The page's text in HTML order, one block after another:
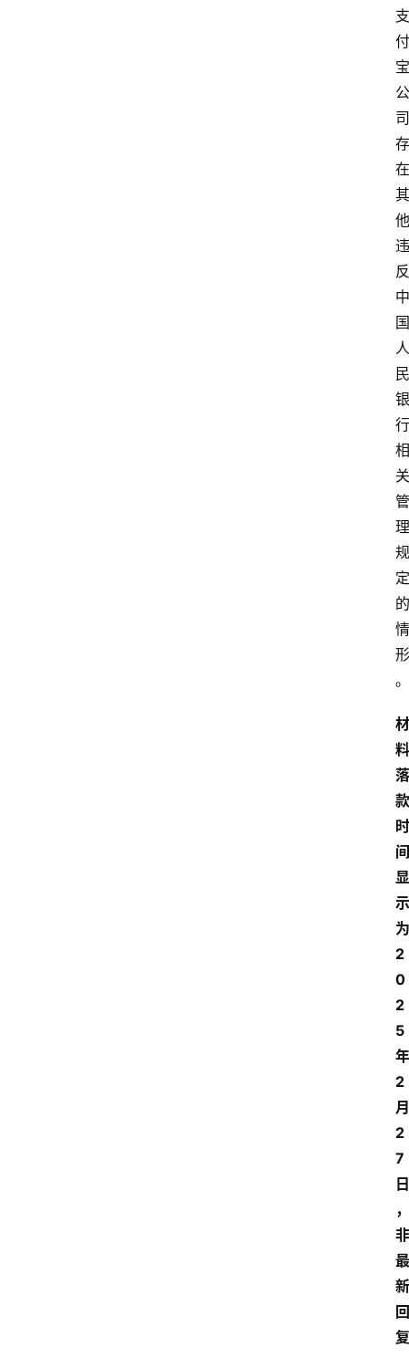
支
付
宝
公
司
存
在
其
他
违
反
中
国
人
民
银
行
相
关
管
理
规
定
的
情
形
。
材
料
落
款
时
间
显
示
为
2
0
2
5
年
2
月
2
7
日
，
非
最
新
回
复